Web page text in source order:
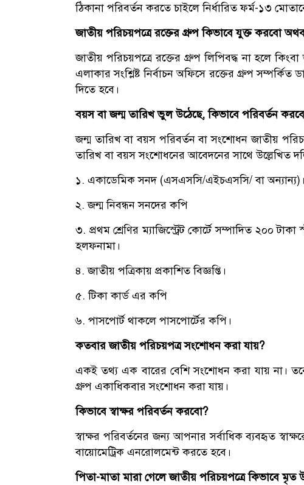
ঠিকানা পরিবর্তন করতে চাইলে নির্ধারিত ফর্ম-১৩
জাতীয় পরিচয়পত্রে রক্তের গ্রুপ কিভাবে যুক্ত করবো
জাতীয় পরিচয়পত্রে রক্তের গ্রুপ লিপিবদ্ধ না হলে
এলাকার সংশ্লিষ্ট নির্বাচন অফিসে রক্তের গ্রুপ
দিতে হবে।
বয়স বা জন্ম তারিখ ভুল উঠেছে, কিভাবে পরিবর্তন
জন্ম তারিখ বা বয়স পরিবর্তন বা সংশোধন জাতীয়
তারিখ বা বয়স সংশোধনের আবেদনের সাথে উল্লেখিত
১. একাডেমিক সনদ (এসএসসি/এইচএসসি/ বা অন্যান্য)।
২. জন্ম নিবন্ধন সনদের কপি
৩. প্রথম শ্রেণির ম্যাজিস্ট্রেট কোর্টে সম্পাদিত ২০০
হলফনামা।
৪. জাতীয় পত্রিকায় প্রকাশিত বিজ্ঞপ্তি।
৫. টিকা কার্ড এর কপি
৬. পাসপোর্ট থাকলে পাসপোর্টের কপি।
কতবার জাতীয় পরিচয়পত্র সংশোধন করা যায়?
একই তথ্য এক বারের বেশি সংশোধন করা যায় না। তবে,
গ্রুপ একাধিকবার সংশোধন করা যায়।
কিভাবে স্বাক্ষর পরিবর্তন করবো?
স্বাক্ষর পরিবর্তনের জন্য আপনার সর্বাধিক ব্যবহৃত
বায়োমেট্রিক এনরোলমেন্ট করতে হবে।
পিতা-মাতা মারা গেলে জাতীয় পরিচয়পত্রে কিভাবে মৃত